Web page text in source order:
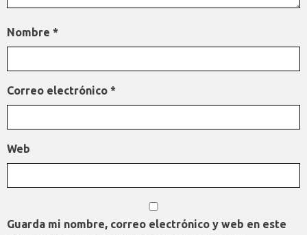
Nombre *
Correo electrónico *
Web
Guarda mi nombre, correo electrónico y web en este